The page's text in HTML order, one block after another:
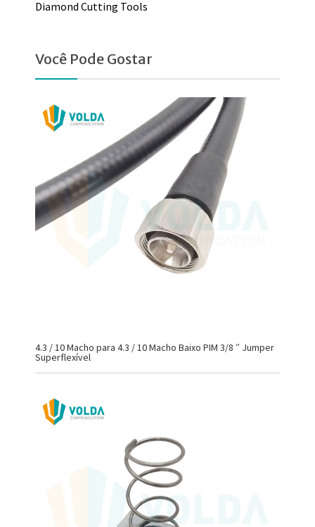
Diamond Cutting Tools
Você Pode Gostar
4.3 / 10 Macho para 4.3 / 10 Macho Baixo PIM 3/8 ″ Jumper
Superflexível